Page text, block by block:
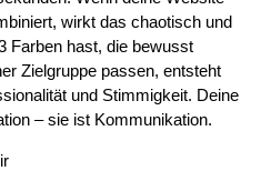
wirkt das chaotisch und
Farben hast, die bewusst
Zielgruppe passen, entsteht
und Stimmigkeit. Deine
– sie ist Kommunikation.